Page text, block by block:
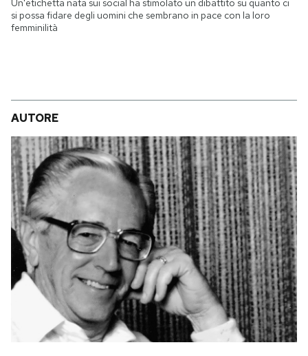
si possa fidare degli uomini che sembrano in pace con la loro
femminilità
AUTORE